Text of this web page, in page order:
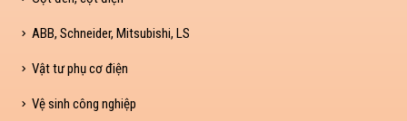
ABB, Schneider, Mitsubishi, LS
Vật tư phụ cơ điện
Vệ sinh công nghiệp